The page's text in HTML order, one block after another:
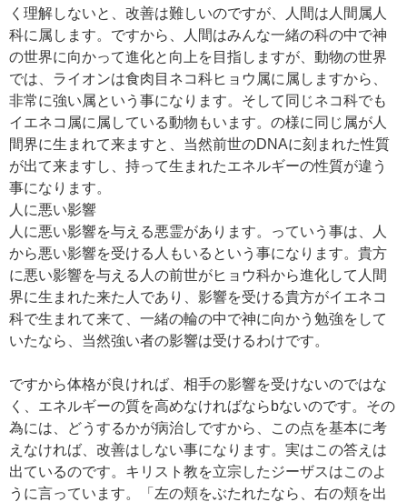
く理解しないと、改善は難しいのですが、人間は人間属人
科に属します。ですから、人間はみんな一緒の科の中で神
の世界に向かって進化と向上を目指しますが、動物の世界
では、ライオンは食肉目ネコ科ヒョウ属に属しますから、
非常に強い属という事になります。そして同じネコ科でも
イエネコ属に属している動物もいます。の様に同じ属が人
間界に生まれて来ますと、当然前世のDNAに刻まれた性質
が出て来ますし、持って生まれたエネルギーの性質が違う
事になります。
人に悪い影響
人に悪い影響を与える悪霊があります。っていう事は、人
から悪い影響を受ける人もいるという事になります。貴方
に悪い影響を与える人の前世がヒョウ科から進化して人間
界に生まれた来た人であり、影響を受ける貴方がイエネコ
科で生まれて来て、一緒の輪の中で神に向かう勉強をして
いたなら、当然強い者の影響は受けるわけです。
ですから体格が良ければ、相手の影響を受けないのではな
く、エネルギーの質を高めなければならbないのです。その
為には、どうするかが病治しですから、この点を基本に考
えなければ、改善はしない事になります。実はこの答えは
出ているのです。キリスト教を立宗したジーザスはこのよ
うに言っています。「左の頬をぶたれたなら、右の頬を出